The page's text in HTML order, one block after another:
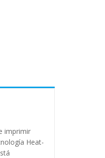
imprimir
Heat-